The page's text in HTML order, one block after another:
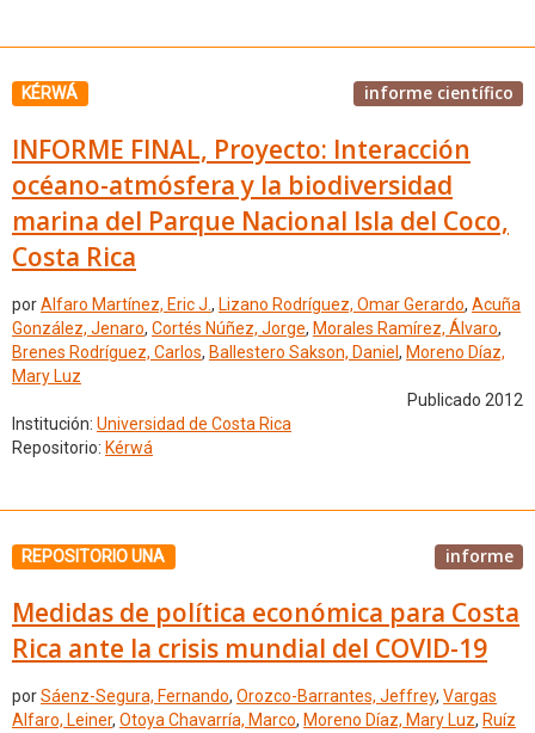
KÉRWÁ informe científico
INFORME FINAL, Proyecto: Interacción
océano-atmósfera y la biodiversidad
marina del Parque Nacional Isla del Coco,
Costa Rica
porAlfaro Martínez, Eric J., Lizano Rodríguez, Omar Gerardo, Acuña
González, Jenaro, Cortés Núñez, Jorge, Morales Ramírez, Álvaro,
Brenes Rodríguez, Carlos, Ballestero Sakson, Daniel , Moreno Díaz,
Mary Luz
Publicado 2012
Institución: Universidad de Costa Rica
Repositorio: Kérwá
REPOSITORIO UNA informe
Medidas de política económica para Costa
Rica ante la crisis mundial del COVID-19
porSáenz-Segura, Fernando, Orozco-Barrantes, Jeffrey, Vargas
Alfaro, Leiner, Otoya Chavarría, Marco, Moreno Díaz, Mary Luz, Ruíz